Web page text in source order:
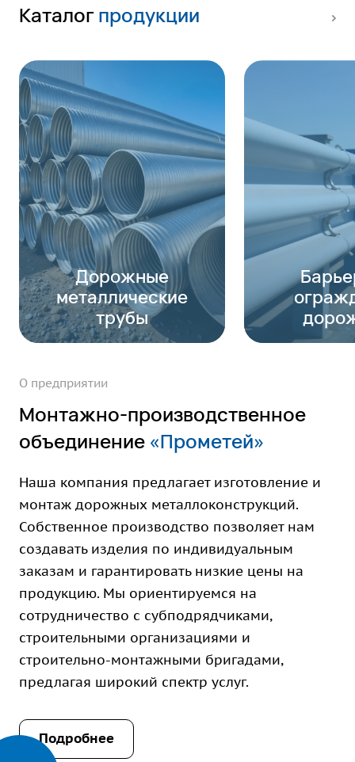
Каталогпродукции
Дорожные
металлические
трубы
О предприятии
Монтажно-производственное
объединение «Прометей»
Наша компания предлагает изготовление и
монтаж дорожных металлоконструкций.
Собственное производство позволяет нам
создавать изделия по индивидуальным
заказам и гарантировать низкие цены на
продукцию. Мы ориентируемся на
сотрудничество с субподрядчиками,
строительными организациями и
строительно-монтажными бригадами,
предлагая широкий спектр услуг.
Подробнее